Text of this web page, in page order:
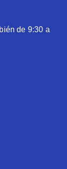
de 9:30 a